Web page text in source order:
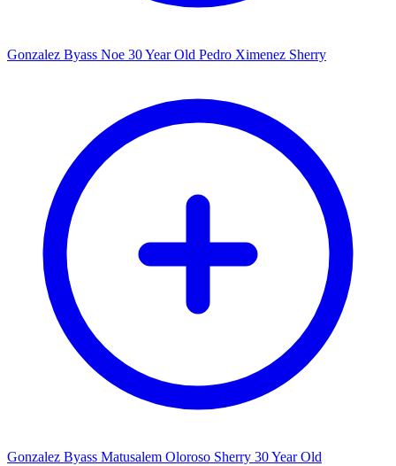
Gonzalez Byass Noe 30 Year Old Pedro Ximenez Sherry
Gonzalez Byass Matusalem Oloroso Sherry 30 Year Old